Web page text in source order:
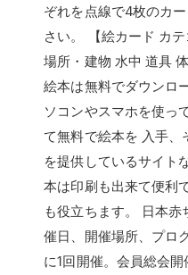
ぞれを点線で4枚のカ
さい。 【絵カード カ
場所・建物 水中 道具
絵本は無料でダウンロ
ソコンやスマホを使っ
て無料で絵本を 入手、
を提供しているサイト
本は印刷も出来て便利
も役立ちます。 日本
催日、開催場所、プロ
に1回開催。会員総会